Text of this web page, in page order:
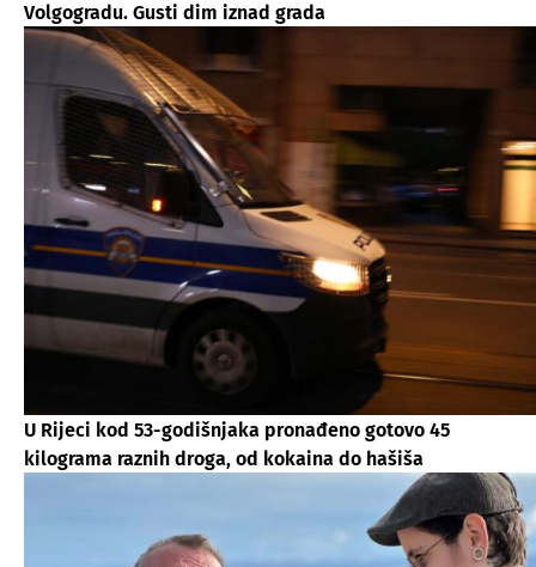
Volgogradu. Gusti dim iznad grada
U Rijeci kod 53-godišnjaka pronađeno gotovo 45
kilograma raznih droga, od kokaina do hašiša